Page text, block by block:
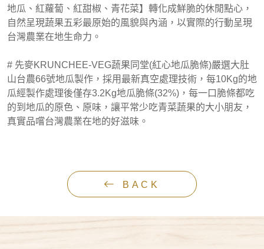
地瓜、紅蘿蔔、紅甜椒、青花菜】轉化成鮮脆的休閒點心，
自然呈現蔬果五彩最原始的風貌與內涵，以實際的行動呈現
台灣農業在地生命力。
# 先麥KRUNCHEE-VEG蔬果同堂(紅心地瓜脆條)嚴選大肚
山台農66號地瓜製作，採用最新真空處理技術，每10Kg的地
瓜經製作處理後僅存3.2Kg地瓜脆條(32%)，每一口脆條都吃
的到地瓜的原色、原味，讓平常少吃青菜蔬果的大小朋友，
真實品嚐台灣農業在地的好滋味。
BACK